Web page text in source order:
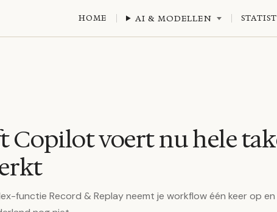
HOME AI & MODELLEN
Copilot voert nu hele
functie Record & Replay neemt je workflow één keer op